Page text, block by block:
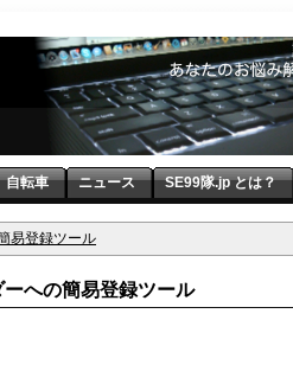
自転車 ニュース SE99隊.jp とは？
易登録ツール
への簡易登録ツール